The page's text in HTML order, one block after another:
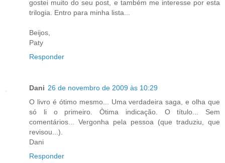
gostei muito do seu post, e também me interesse por esta
trilogia. Entro para minha lista...
Beijos,
Paty
Responder
Dani 26 de novembro de 2009 às 10:29
O livro é ótimo mesmo... Uma verdadeira saga, e olha que
só li o primeiro. Òtima indicação. O título... Sem
comentários... Vergonha pela pessoa (que traduziu, que
revisou...).
Dani
Responder